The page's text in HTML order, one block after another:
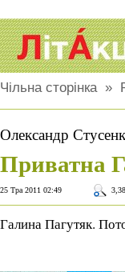
Чільна сторінка»
Олександр
Приватна
25 Тра 2011 02:49
Галина Пагутяк.